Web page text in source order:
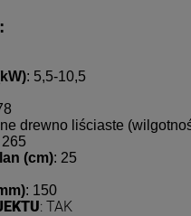
: 5,5-10,5
drewno liściaste
265
(cm): 25
: 150
: TAK